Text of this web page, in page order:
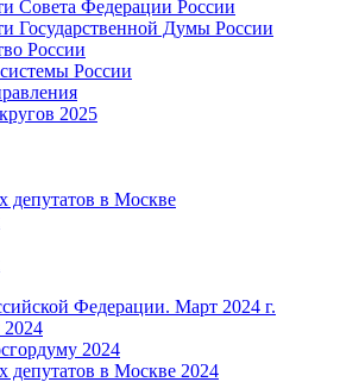
Совета Федерации России
Государственной Думы России
России
России
2025
в Москве
Федерации. Март 2024 г.
2024
2024
в Москве 2024